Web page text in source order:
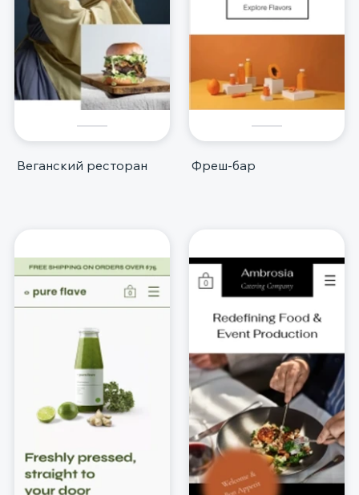
Веганский ресторан Фреш-бар